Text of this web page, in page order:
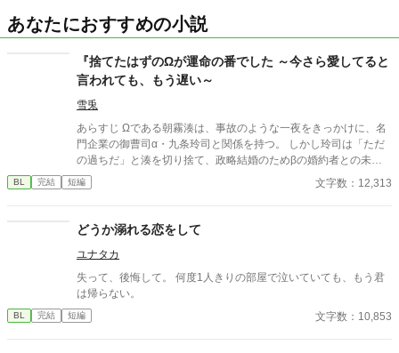
あなたにおすすめの小説
『捨てたはずのΩが運命の番でした ～今さら愛してると
言われても、もう遅い～
雪兎
あらすじ Ωである朝霧湊は、事故のような一夜をきっかけに、名
門企業の御曹司α・九条玲司と関係を持つ。 しかし玲司は「ただ
の過ちだ」と湊を切り捨て、政略結婚のためβの婚約者との未来
を選んだ。 深く傷ついた湊は、彼の前から姿を消す。 数か月後―
―。 湊の身体は、これまで誰も知らなかった希少な『遅咲きΩ』
たと知る。 「戻ってきてくれ」 今さら必死に追いかけてくる玲
司。 だが湊の隣には、自分を支え続けてくれた医師のα・神崎伊
織がいた。 「あなたは俺を捨てたでしょう」 後悔に苦しむα、執
着する第二のα、そして希少Ωを巡る陰謀。 もう二度と傷つきた
くないΩが最後に選ぶ相手とは――。 捨てた側の後悔と執着が加
BL 完結 短編 文字数：12,313
どうか溺れる恋をして
ユナタカ
失って、後悔して。 何度1人きりの部屋で泣いていても、もう君
は帰らない。
BL 完結 短編 文字数：10,853